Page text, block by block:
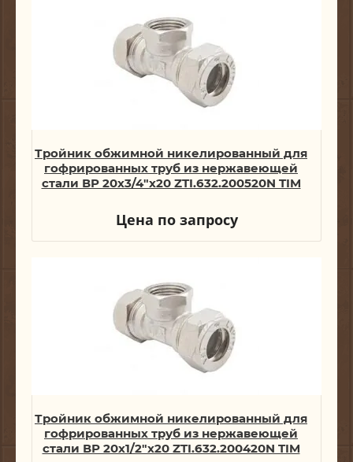
Тройник обжимной никелированный для
гофрированных труб из нержавеющей
стали ВР 20х3/4"х20 ZTI.632.200520N TIM
Цена по запросу
Тройник обжимной никелированный для
гофрированных труб из нержавеющей
стали ВР 20х1/2"х20 ZTI.632.200420N TIM